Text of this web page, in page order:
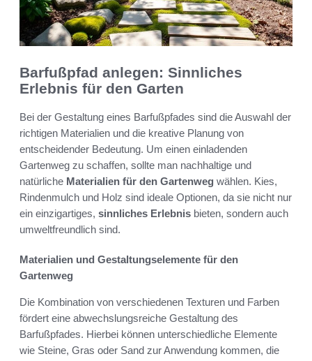
Barfußpfad anlegen: Sinnliches
Erlebnis für den Garten
Bei der Gestaltung eines Barfußpfades sind die Auswahl der
richtigen Materialien und die kreative Planung von
entscheidender Bedeutung. Um einen einladenden
Gartenweg zu schaffen, sollte man nachhaltige und
natürliche Materialien für den Gartenweg wählen. Kies,
Rindenmulch und Holz sind ideale Optionen, da sie nicht nur
ein einzigartiges, sinnliches Erlebnis bieten, sondern auch
umweltfreundlich sind.
Materialien und Gestaltungselemente für den
Gartenweg
Die Kombination von verschiedenen Texturen und Farben
fördert eine abwechslungsreiche Gestaltung des
Barfußpfades. Hierbei können unterschiedliche Elemente
wie Steine, Gras oder Sand zur Anwendung kommen, die